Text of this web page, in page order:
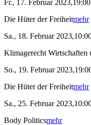
Fr., 17. Februar
Die Hüter der Freiheitmehr
Sa., 18. Februar
Klimagerecht Wirtschaften
So., 19. Februar
Die Hüter der Freiheitmehr
Sa., 25. Februar
Body Politicsmehr